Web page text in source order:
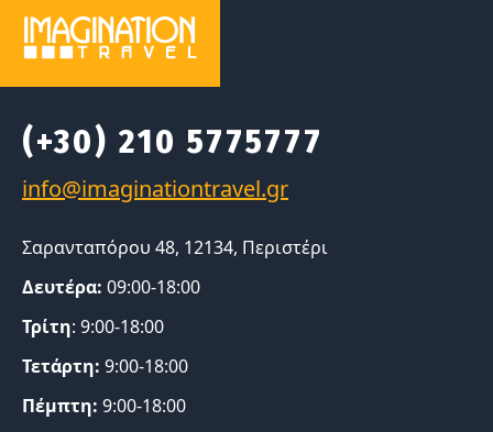
(+30) 210 5775777
Σαρανταπόρου 48, 12134, Περιστέρι
Δευτέρα: 09:00-18:00
Τρίτη: 9:00-18:00
Τετάρτη: 9:00-18:00
Πέμπτη: 9:00-18:00